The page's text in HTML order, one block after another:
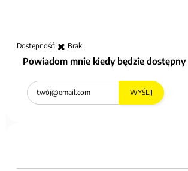
Dostępność: Brak
Powiadom mnie kiedy będzie dostępny
WYŚLIJ